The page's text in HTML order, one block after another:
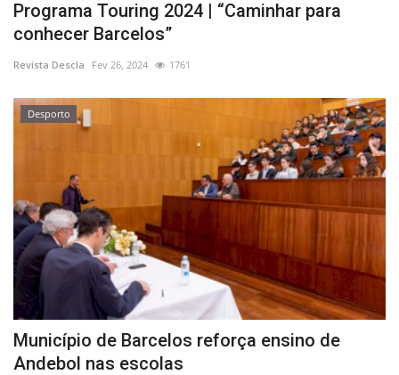
Programa Touring 2024 | “Caminhar para
conhecer Barcelos”
Revista Descla Fev 26, 2024 1761
Desporto
Município de Barcelos reforça ensino de
Andebol nas escolas